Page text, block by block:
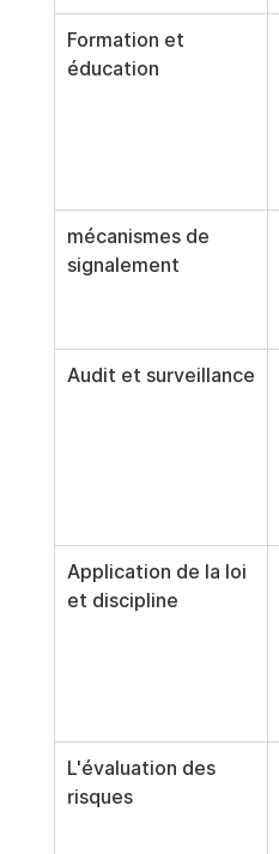
Formation et
éducation
mécanismes de
signalement
Audit et surveillance
Application de la loi
et discipline
L'évaluation des
risques